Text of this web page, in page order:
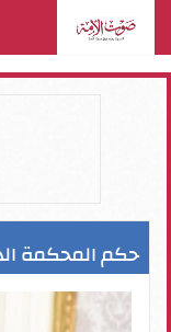
حكم المحكمة